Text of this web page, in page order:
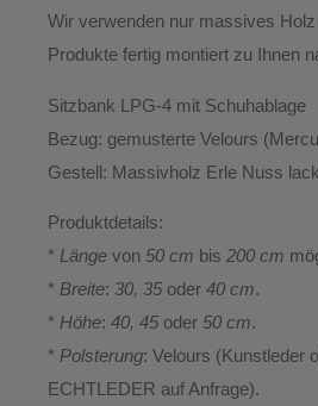
Wir verwenden nur massives Holz
Produkte fertig montiert zu Ihnen
Sitzbank LPG-4 mit Schuhablage
Bezug: gemusterte Velours
Gestell: Massivholz Erle Nuss
Produktdetails:
* Länge von 50 cm bis 200 cm
* Breite: 30, 35 oder 40 cm.
* Höhe: 40, 45 oder 50 cm.
* Polsterung: Velours (Kunstleder
ECHTLEDER auf Anfrage).